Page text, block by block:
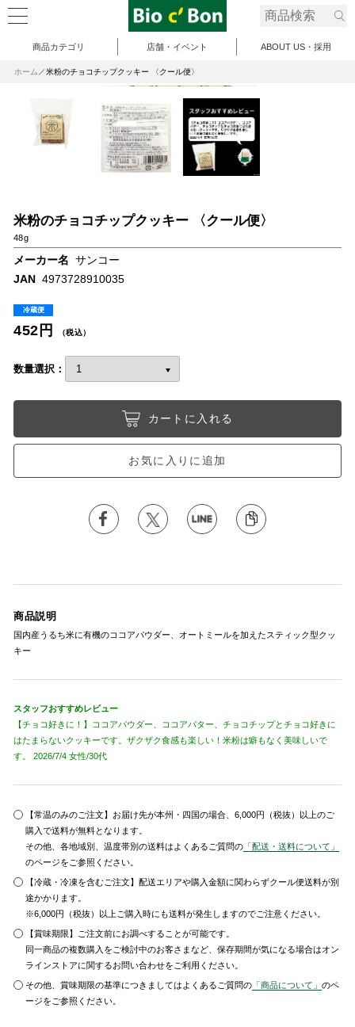
商品カテゴリ 店舗・イベント ABOUT US・採用
ホーム 米粉のチョコチップクッキー 〈クール便〉
米粉のチョコチップクッキー 〈クール便〉
48g
メーカー名 サンコー
JAN 4973728910035
冷蔵便
452円 （税込）
数量選択：
カートに入れる
お気に入りに追加
商品説明
国内産うるち米に有機のココアパウダー、オートミールを加えたスティック型クッ
キー
スタッフおすすめレビュー
【チョコ好きに！】ココアパウダー、ココアバター、チョコチップとチョコ好きに
はたまらないクッキーです。ザクザク食感も楽しい！米粉は癖もなく美味しいで
す。 2026/7/4 女性/30代
【常温のみのご注文】お届け先が本州・四国の場合、6,000円（税抜）以上のご
購入で送料が無料となります。
その他、各地域別、温度帯別の送料はよくあるご質問の 「配送・送料について」
のページをご参照ください。
【冷蔵・冷凍を含むご注文】配送エリアや購入金額に関わらずクール便送料が別
途かかります。
※6,000円（税抜）以上ご購入時にも送料が発生しますのでご注意ください。
【賞味期限】ご注文前にお調べすることが可能です。
同一商品の複数購入をご検討中のお客さまなど、保存期間が気になる場合はオン
ラインストアに関するお問い合わせをご利用ください。
その他、賞味期限の基準につきましてはよくあるご質問の 「商品について」のペ
ージをご参照ください。